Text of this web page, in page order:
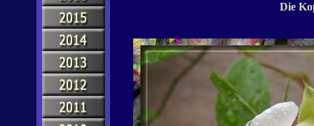
Die